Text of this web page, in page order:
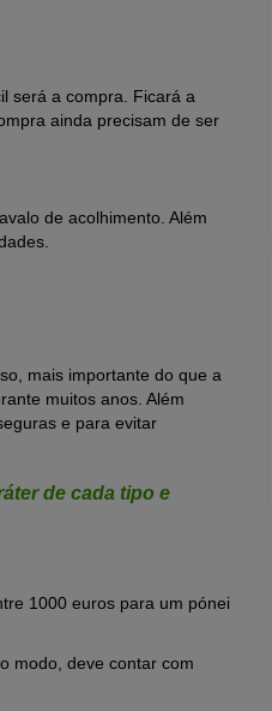
será a compra.
Ficará a
ainda precisam de ser
de acolhimento. Além
mais importante do que a
muitos anos. Além
e para evitar
de cada tipo e
1000 euros para um pónei
modo, deve contar com